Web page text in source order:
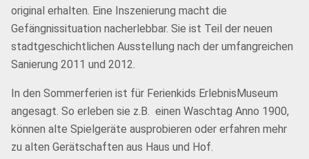
original erhalten. Eine Inszenierung macht die
Gefängnissituation nacherlebbar. Sie ist Teil der neuen
stadtgeschichtlichen Ausstellung nach der umfangreichen
Sanierung 2011 und 2012.
In den Sommerferien ist für Ferienkids ErlebnisMuseum
angesagt. So erleben sie z.B. einen Waschtag Anno 1900,
können alte Spielgeräte ausprobieren oder erfahren mehr
zu alten Gerätschaften aus Haus und Hof.